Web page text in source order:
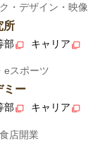
・デザイン・映像
所
部 キャリア
eスポーツ
ミー
部 キャリア
店開業